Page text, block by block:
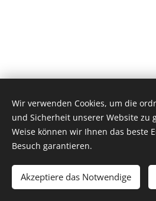
© 2019CHEMNITZER TENNIS
Unterstützt von
Wir verwenden Cookies, um die
und Sicherheit unserer Website zu
Weise können wir Ihnen das beste
Besuch garantieren.
Akzeptiere das Notwendige